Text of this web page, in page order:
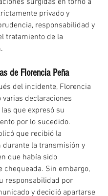
surgidas en torno a
privado y
responsabilidad y
tratamiento de la
de Florencia Peña
del incidente, Florencia
varias declaraciones
que expresó su
por lo sucedido.
que recibió la
durante la transmisión y
que había sido
chequeada. Sin embargo,
responsabilidad por
y decidió apartarse